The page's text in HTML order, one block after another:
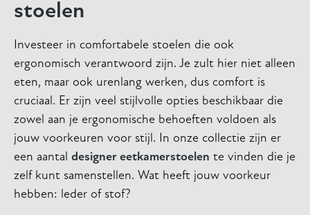
stoelen
Investeer in comfortabele stoelen die ook
ergonomisch verantwoord zijn. Je zult hier niet alleen
eten, maar ook urenlang werken, dus comfort is
cruciaal. Er zijn veel stijlvolle opties beschikbaar die
zowel aan je ergonomische behoeften voldoen als
jouw voorkeuren voor stijl. In onze collectie zijn er
een aantal designer eetkamerstoelen te vinden die je
zelf kunt samenstellen. Wat heeft jouw voorkeur
hebben: leder of stof?